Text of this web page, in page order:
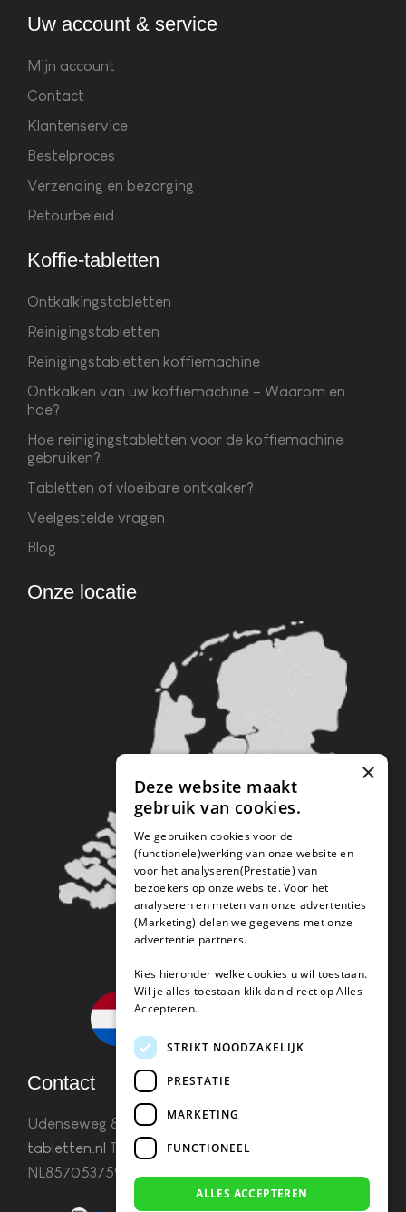
Uw account & service
Mijn account
Contact
Klantenservice
Bestelproces
Verzending en bezorging
Retourbeleid
Koffie-tabletten
Ontkalkingstabletten
Reinigingstabletten
Reinigingstabletten koffiemachine
Ontkalken van uw koffiemachine – Waarom en
hoe?
Hoe reinigingstabletten voor de koffiemachine
gebruiken?
Tabletten of vloeibare ontkalker?
Veelgestelde vragen
Blog
Onze locatie
Contact
Udenseweg 8B 5405 PA Udeninfo(@)koffie-
tabletten.nl Tel. 085 782 5578KvK 67529623 Btw:
NL857053759B01
×
Deze website maakt
gebruik van cookies.
We gebruiken cookies voor de
(functionele)werking van onze website en
voor het analyseren(Prestatie) van
bezoekers op onze website. Voor het
analyseren en meten van onze advertenties
(Marketing) delen we gegevens met onze
advertentie partners.
Kies hieronder welke cookies u wil toestaan.
Wil je alles toestaan klik dan direct op Alles
Accepteren.
STRIKT NOODZAKELIJK
PRESTATIE
MARKETING
FUNCTIONEEL
ALLES ACCEPTEREN